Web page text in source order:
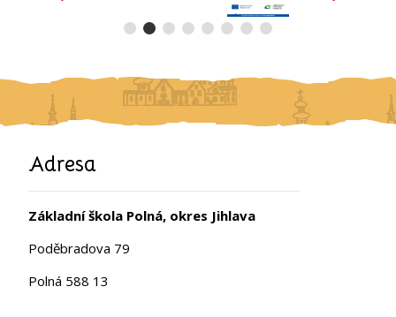
Adresa
Základní škola Polná, okres Jihlava
Poděbradova 79
Polná 588 13